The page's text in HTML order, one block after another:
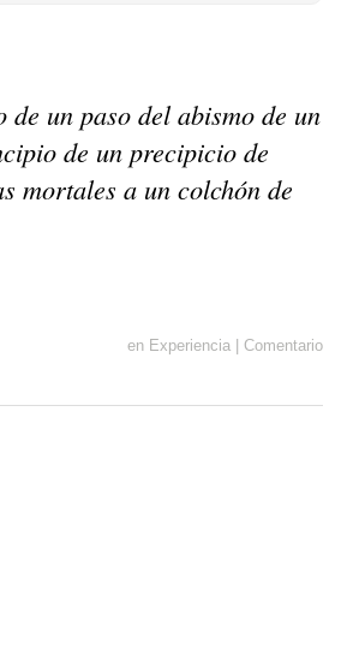
de un paso del abismo de un
de un precipicio de
mortales a un colchón de
en Experiencia Comentario